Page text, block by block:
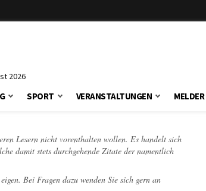
2026
SPORT VERANSTALTUNGEN MELDER
Lesern nicht vorenthalten wollen. Es handelt sich
damit stets durchgehende Zitate der namentlich
Bei Fragen dazu wenden Sie sich gern an